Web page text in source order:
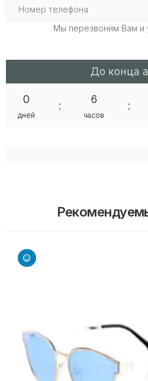
Мы перезвоним Вам и
До конца
0
дней
:
6
часов
: